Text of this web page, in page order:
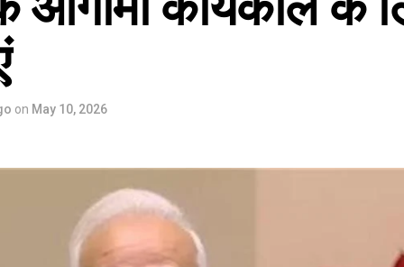
on May 10, 2026